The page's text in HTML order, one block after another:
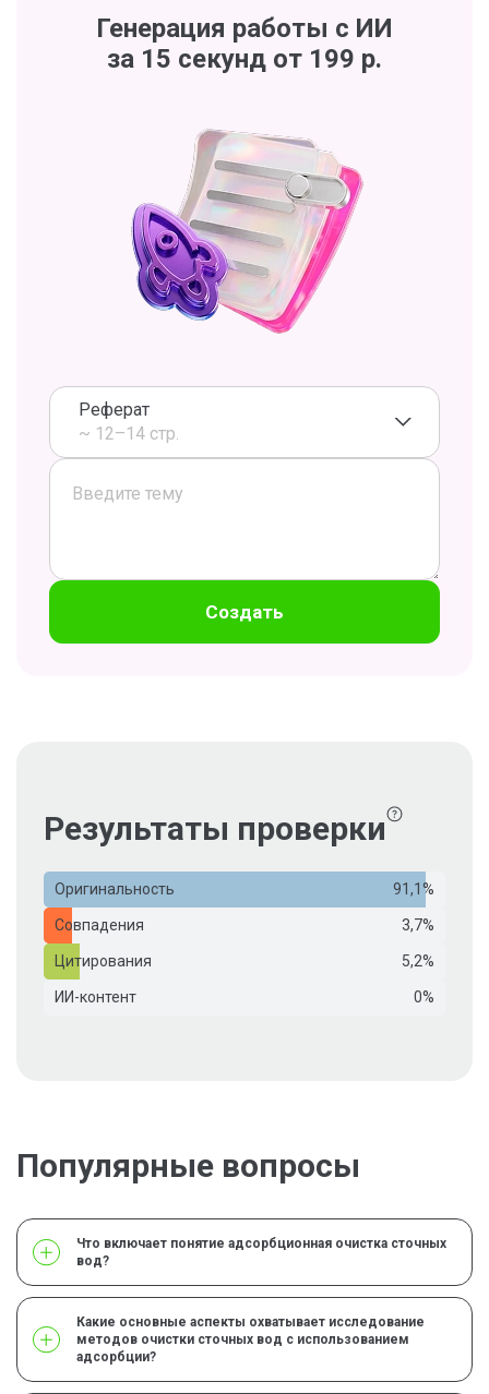
Генерация работы с ИИ
за 15 секунд от 199 р.
Реферат
~ 12–14 стр.
Создать
Результаты проверки
Оригинальность 91,1%
Совпадения 3,7%
Цитирования 5,2%
ИИ-контент 0%
Популярные вопросы
Что включает понятие адсорбционная очистка сточных
вод?
Какие основные аспекты охватывает исследование
методов очистки сточных вод с использованием
адсорбции?